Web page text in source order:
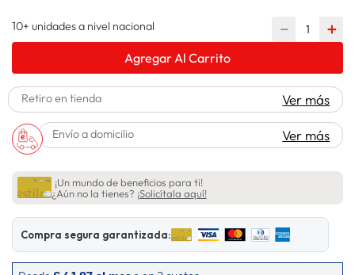
10+ unidades a nivel nacional ＋
－
Agregar Al Carrito
Retiro en tienda Ver más
Envío a domicilio Ver más
¡Un mundo de beneficios para ti!
¿Aún no la tienes? ¡Solicítala aquí!
Compra segura garantizada: